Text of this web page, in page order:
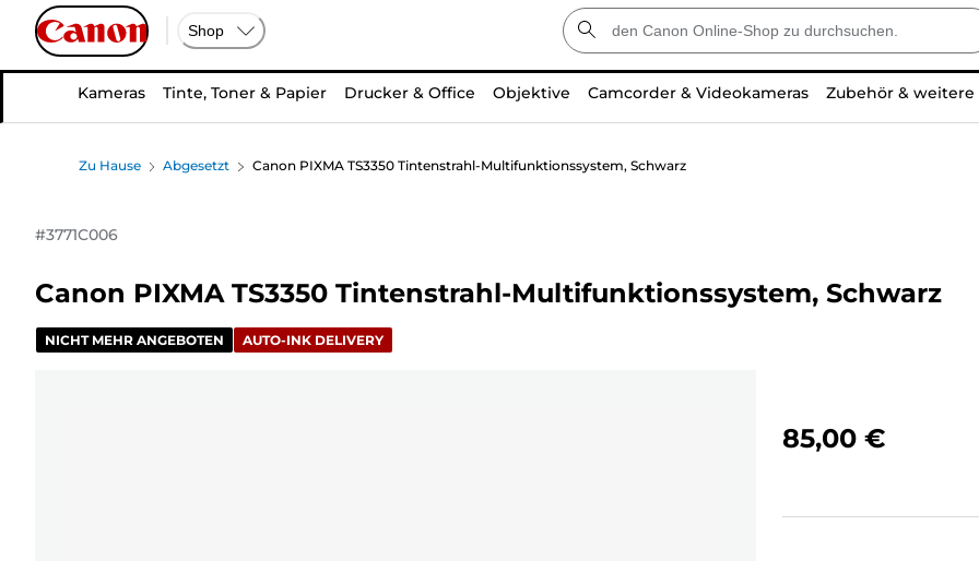
Shop
Kameras Tinte, Toner & Papier Drucker & Office Objektive Camcorder & Videokameras Zubehör &
Zu Hause Abgesetzt Canon PIXMA TS3350 Tintenstrahl-Multifunktionssystem, Schwarz
#3771C006
Canon PIXMA TS3350 Tintenstrahl-Multifunktionssystem, Schwarz
NICHT MEHR ANGEBOTEN AUTO-INK DELIVERY
85,00 €